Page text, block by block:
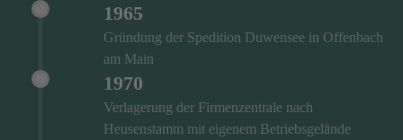
1965
Gründung der Spedition Duwensee in Offenbach
am Main
1970
Verlagerung der Firmenzentrale nach
Heusenstamm mit eigenem Betriebsgelände